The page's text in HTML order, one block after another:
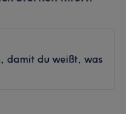
damit du weißt, was